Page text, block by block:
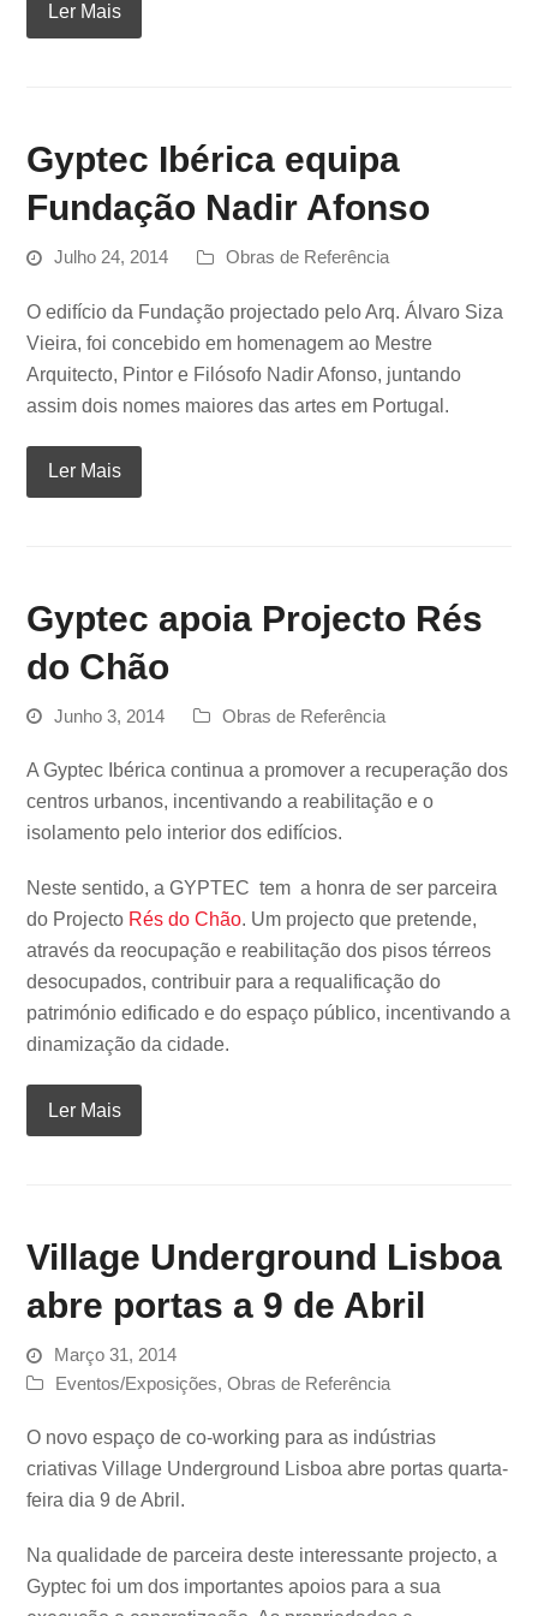
Ler Mais
Gyptec Ibérica equipa
Fundação Nadir Afonso
Julho 24, 2014 Obras de Referência
O edifício da Fundação projectado pelo Arq. Álvaro Siza
Vieira, foi concebido em homenagem ao Mestre
Arquitecto, Pintor e Filósofo Nadir Afonso, juntando
assim dois nomes maiores das artes em Portugal.
Ler Mais
Gyptec apoia Projecto Rés
do Chão
Junho 3, 2014 Obras de Referência
A Gyptec Ibérica continua a promover a recuperação dos
centros urbanos, incentivando a reabilitação e o
isolamento pelo interior dos edifícios.
Neste sentido, a GYPTEC tem a honra de ser parceira
do Projecto Rés do Chão. Um projecto que pretende,
através da reocupação e reabilitação dos pisos térreos
desocupados, contribuir para a requalificação do
património edificado e do espaço público, incentivando a
dinamização da cidade.
Ler Mais
Village Underground Lisboa
abre portas a 9 de Abril
Março 31, 2014
Eventos/Exposições,Obras de Referência
O novo espaço de co-working para as indústrias
criativas Village Underground Lisboa abre portas quarta-
feira dia 9 de Abril.
Na qualidade de parceira deste interessante projecto, a
Gyptec foi um dos importantes apoios para a sua